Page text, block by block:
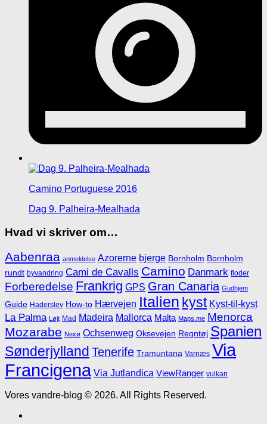
Camino Portuguese 2016
Dag 9. Palheira-Mealhada
Hvad vi skriver om…
Aabenraa anmeldelse Azorerne bjerge Bornholm Bornholm
rundt byvandring Cami de Cavalls Camino Danmark floder
Forberedelse Frankrig GPS Gran Canaria Gudhjem
Guide Haderslev How-to Hærvejen Italien kyst Kyst-til-kyst
La Palma Løjt Mad Madeira Mallorca Malta Maps.me Menorca
Mozarabe Nexø Ochsenweg Oksevejen Regntøj Spanien
Sønderjylland Tenerife Tramuntana Varnæs Via
Francigena Via Jutlandica ViewRanger vulkan
Vores vandre-blog © 2026. All Rights Reserved.